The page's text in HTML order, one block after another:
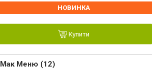
НОВИНКА
Купити
Мак Меню (12)